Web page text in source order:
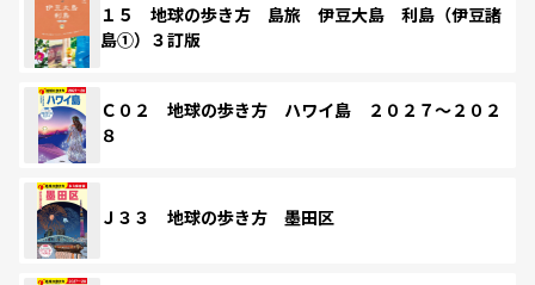
１５ 地球の歩き方 島旅 伊豆大島 利島（伊豆諸
島①）３訂版
Ｃ０２ 地球の歩き方 ハワイ島 ２０２７～２０２
８
Ｊ３３ 地球の歩き方 墨田区